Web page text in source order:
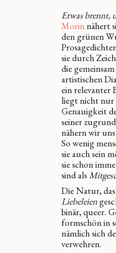
Etwas brennt,
Morinnähert
den grünen
sie durch
die
artistischen
ein relevanter
liegt nicht nur
Genauigkeit
seiner
nähern wir
So wenig
sie auch sein
sie schon
sind als
Die Natur,
Liebeleien
binär, queer.
formschön in
nämlich sich
verwehren.